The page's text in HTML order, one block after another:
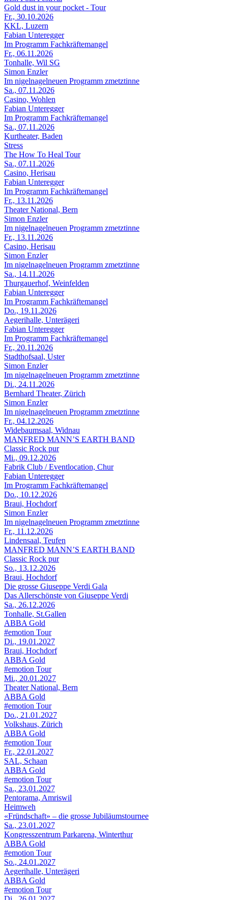
Gold dust in your pocket - Tour
Fr., 30.10.2026
KKL, Luzern
Fabian Unteregger
Im Programm Fachkräftemangel
Fr., 06.11.2026
Tonhalle, Wil SG
Simon Enzler
Im nigelnagelneuen Programm zmetztinne
Sa., 07.11.2026
Casino, Wohlen
Fabian Unteregger
Im Programm Fachkräftemangel
Sa., 07.11.2026
Kurtheater, Baden
Stress
The How To Heal Tour
Sa., 07.11.2026
Casino, Herisau
Fabian Unteregger
Im Programm Fachkräftemangel
Fr., 13.11.2026
Theater National, Bern
Simon Enzler
Im nigelnagelneuen Programm zmetztinne
Fr., 13.11.2026
Casino, Herisau
Simon Enzler
Im nigelnagelneuen Programm zmetztinne
Sa., 14.11.2026
Thurgauerhof, Weinfelden
Fabian Unteregger
Im Programm Fachkräftemangel
Do., 19.11.2026
Aegerihalle, Unterägeri
Fabian Unteregger
Im Programm Fachkräftemangel
Fr., 20.11.2026
Stadthofsaal, Uster
Simon Enzler
Im nigelnagelneuen Programm zmetztinne
Di., 24.11.2026
Bernhard Theater, Zürich
Simon Enzler
Im nigelnagelneuen Programm zmetztinne
Fr., 04.12.2026
Widebaumsaal, Widnau
MANFRED MANN’S EARTH BAND
Classic Rock pur
Mi., 09.12.2026
Fabrik Club / Eventlocation, Chur
Fabian Unteregger
Im Programm Fachkräftemangel
Do., 10.12.2026
Braui, Hochdorf
Simon Enzler
Im nigelnagelneuen Programm zmetztinne
Fr., 11.12.2026
Lindensaal, Teufen
MANFRED MANN’S EARTH BAND
Classic Rock pur
So., 13.12.2026
Braui, Hochdorf
Die grosse Giuseppe Verdi Gala
Das Allerschönste von Giuseppe Verdi
Sa., 26.12.2026
Tonhalle, St.Gallen
ABBA Gold
#emotion Tour
Di., 19.01.2027
Braui, Hochdorf
ABBA Gold
#emotion Tour
Mi., 20.01.2027
Theater National, Bern
ABBA Gold
#emotion Tour
Do., 21.01.2027
Volkshaus, Zürich
ABBA Gold
#emotion Tour
Fr., 22.01.2027
SAL, Schaan
ABBA Gold
#emotion Tour
Sa., 23.01.2027
Pentorama, Amriswil
Heimweh
«Fründschaft» – die grosse Jubiläumstournee
Sa., 23.01.2027
Kongresszentrum Parkarena, Winterthur
ABBA Gold
#emotion Tour
So., 24.01.2027
Aegerihalle, Unterägeri
ABBA Gold
#emotion Tour